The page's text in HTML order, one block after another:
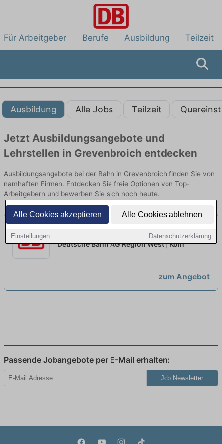
Alle Cookies akzeptieren Alle Cookies ablehnen
Einstellungen Datenschutzerklärung
Für Arbeitgeber Berufe Ausbildung Teilzeit
Ausbildung Alle Jobs Teilzeit
Jetzt Ausbildungsangebote und
Lehrstellen in Grevenbroich entdecken
Ausbildungsangebote bei der Bahn in Grevenbroich finden Sie von
namhaften Firmen. Entdecken Sie freie Optionen von Top-
Arbeitgebern und bewerben Sie sich noch heute.
Lokführer:in 2027 neu
Deutsche Bahn AG Region West | Köln
zum Angebot
Passende Jobangebote per E-Mail erhalten:
Job Newsletter